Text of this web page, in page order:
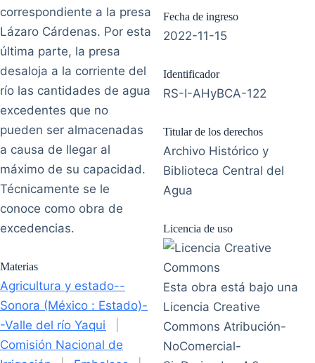
correspondiente a la presa
Lázaro Cárdenas. Por esta
última parte, la presa
desaloja a la corriente del
río las cantidades de agua
excedentes que no
pueden ser almacenadas
a causa de llegar al
máximo de su capacidad.
Técnicamente se le
conoce como obra de
excedencias.
Materias
Agricultura y estado--
Sonora (México : Estado)-
-Valle del río Yaqui
Comisión Nacional de
Fecha de ingreso
2022-11-15
Identificador
RS-I-AHyBCA-122
Titular de los derechos
Archivo Histórico y
Biblioteca Central del
Agua
Licencia de uso
Esta obra está bajo una
Licencia Creative
Commons Atribución-
NoComercial-